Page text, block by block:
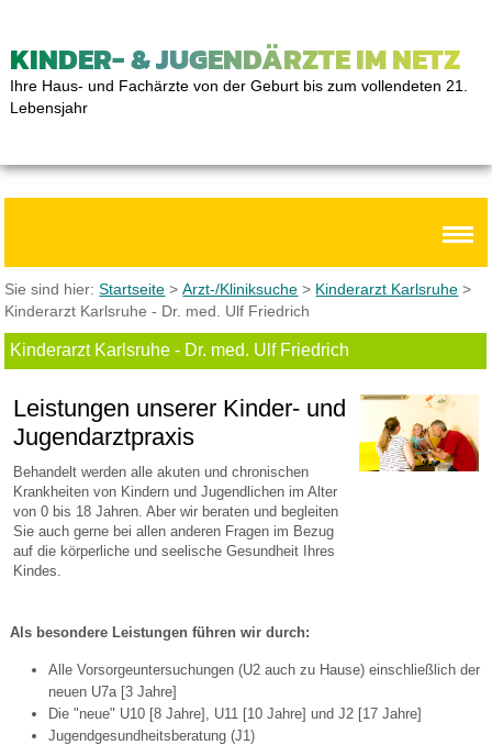
KINDER- & JUGENDÄRZTE IM NETZ
Ihre Haus- und Fachärzte von der Geburt bis zum vollendeten 21.
Lebensjahr
Sie sind hier:Startseite >Arzt-/Kliniksuche > Kinderarzt Karlsruhe >
Kinderarzt Karlsruhe - Dr. med. Ulf Friedrich
Kinderarzt Karlsruhe - Dr. med. Ulf Friedrich
Leistungen unserer Kinder- und
Jugendarztpraxis
Behandelt werden alle akuten und chronischen
Krankheiten von Kindern und Jugendlichen im Alter
von 0 bis 18 Jahren. Aber wir beraten und begleiten
Sie auch gerne bei allen anderen Fragen im Bezug
auf die körperliche und seelische Gesundheit Ihres
Kindes.
Als besondere Leistungen führen wir durch:
Alle Vorsorgeuntersuchungen (U2 auch zu Hause) einschließlich der
neuen U7a [3 Jahre]
Die "neue" U10 [8 Jahre], U11 [10 Jahre] und J2 [17 Jahre]
Jugendgesundheitsberatung (J1)